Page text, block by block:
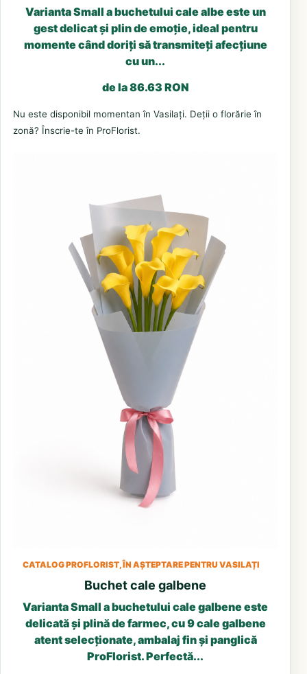
Varianta Small a buchetului cale albe este un
gest delicat și plin de emoție, ideal pentru
momente când doriți să transmiteți afecțiune
cu un...
de la 86.63 RON
Nu este disponibil momentan în Vasilați. Deții o florărie în
zonă? Înscrie-te în ProFlorist.
CATALOG PROFLORIST, ÎN AȘTEPTARE PENTRU VASILAȚI
Buchet cale galbene
Varianta Small a buchetului cale galbene este
delicată și plină de farmec, cu 9 cale galbene
atent selecționate, ambalaj fin și panglică
ProFlorist. Perfectă...